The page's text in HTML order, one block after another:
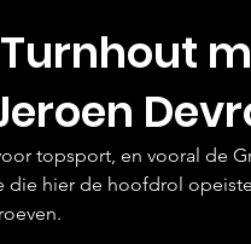
topsport, en vooral de
die hier de hoofdrol